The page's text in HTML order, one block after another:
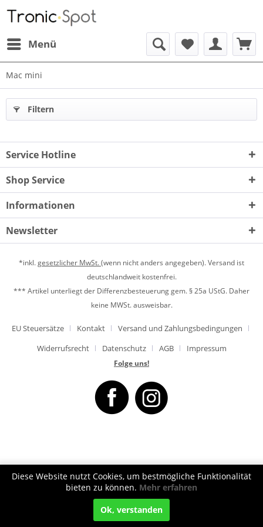
Menü
Mac mini
Filtern
Service Hotline
Shop Service
Informationen
Newsletter
*inkl.gesetzlicher MwSt.(wenn nicht anders angegeben). Versand ist
deutschlandweit kostenfrei.
*** Artikel unterliegt der Differenzbesteuerung gem. § 25a UStG. Daher
keine MWSt. ausweisbar.
EU Steuersätze Kontakt
Versand und Zahlungsbedingungen
Widerrufsrecht
Datenschutz AGB Impressum
Folge uns!
Diese Website nutzt Cookies, um bestmögliche Funktionalität
bieten zu können. Mehr erfahren
Ok, verstanden